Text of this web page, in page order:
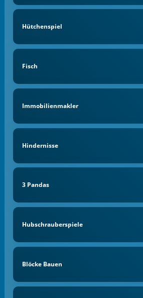
Hütchenspiel
Fisch
Immobilienmakler
Hindernisse
3 Pandas
Hubschrauberspiele
Blöcke Bauen